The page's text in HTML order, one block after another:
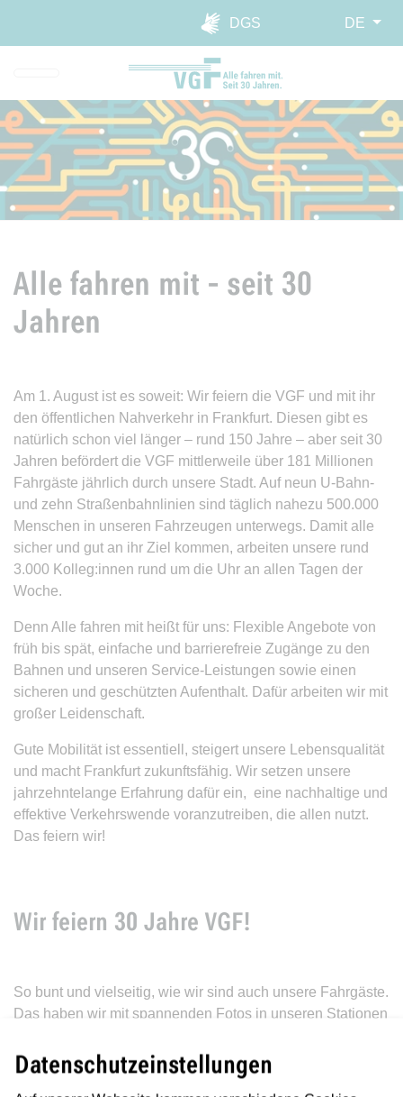
Direkt zur Hauptnavigation
Direkt zum Inhalt springen
Webseiten-Barriere melden
DGS
DE
Alle fahren mit - seit 30
Jahren
Am 1. August ist es soweit: Wir feiern die VGF und mit ihr
den öffentlichen Nahverkehr in Frankfurt. Diesen gibt es
natürlich schon viel länger – rund 150 Jahre – aber seit 30
Jahren befördert die VGF mittlerweile über 181 Millionen
Fahrgäste jährlich durch unsere Stadt. Auf neun U-Bahn-
und zehn Straßenbahnlinien sind täglich nahezu 500.000
Menschen in unseren Fahrzeugen unterwegs. Damit alle
sicher und gut an ihr Ziel kommen, arbeiten unsere rund
3.000 Kolleg:innen rund um die Uhr an allen Tagen der
Woche.
Denn Alle fahren mit heißt für uns: Flexible Angebote von
früh bis spät, einfache und barrierefreie Zugänge zu den
Bahnen und unseren Service-Leistungen sowie einen
sicheren und geschützten Aufenthalt. Dafür arbeiten wir mit
großer Leidenschaft.
Gute Mobilität ist essentiell, steigert unsere Lebensqualität
und macht Frankfurt zukunftsfähig. Wir setzen unsere
jahrzehntelange Erfahrung dafür ein, eine nachhaltige und
effektive Verkehrswende voranzutreiben, die allen nutzt.
Das feiern wir!
Wir feiern 30 Jahre VGF!
So bunt und vielseitig, wie wir sind auch unsere Fahrgäste.
Das haben wir mit spannenden Fotos in unseren Stationen
Datenschutzeinstellungen